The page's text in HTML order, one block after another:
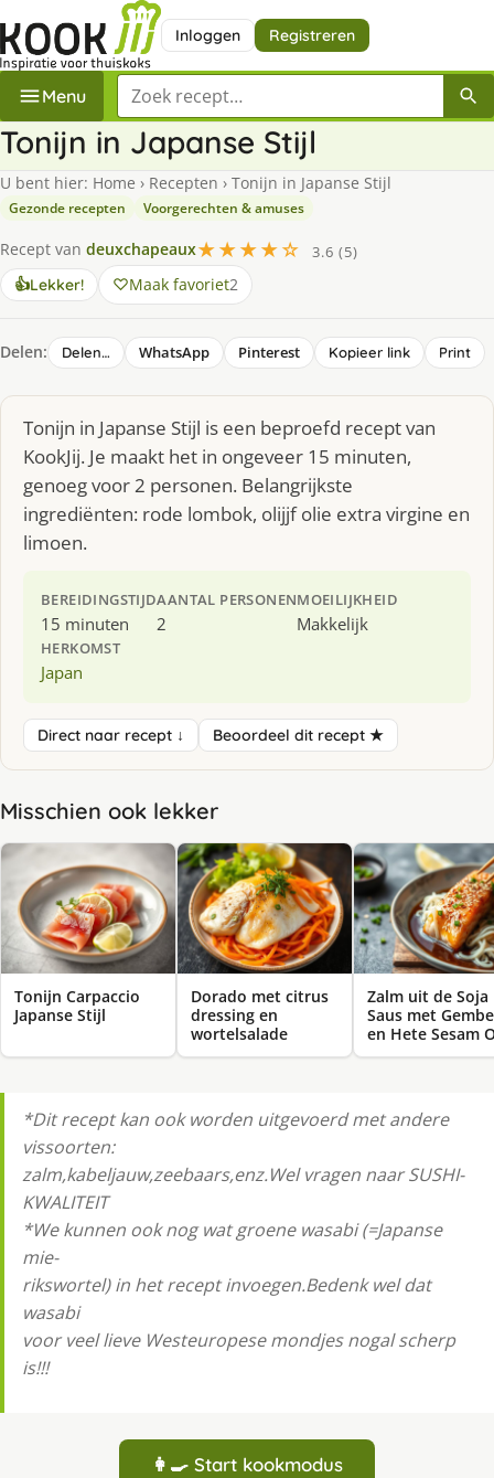
Inloggen Registreren
Menu Zoek een recept
Tonijn in Japanse Stijl
U bent hier: Home › Recepten › Tonijn in Japanse Stijl
Gezonde recepten Voorgerechten & amuses
Recept van deuxchapeaux★★★★☆
3.6 (5)
👍Lekker! Maak favoriet2
Delen: Delen… WhatsApp Pinterest Kopieer link Print
Tonijn in Japanse Stijl is een beproefd recept van
KookJij. Je maakt het in ongeveer 15 minuten,
genoeg voor 2 personen. Belangrijkste
ingrediënten: rode lombok, olijjf olie extra virgine en
limoen.
BEREIDINGSTIJD
15 minuten
AANTAL PERSONEN
2
MOEILIJKHEID
Makkelijk
HERKOMST
Japan
Direct naar recept ↓ Beoordeel dit recept ★
Misschien ook lekker
Tonijn Carpaccio
Japanse Stijl
Dorado met citrus
dressing en
wortelsalade
Zalm uit de Soja
Saus met
en Hete Sesam
*Dit recept kan ook worden uitgevoerd met andere
vissoorten:
zalm,kabeljauw,zeebaars,enz.Wel vragen naar SUSHI-
KWALITEIT
*We kunnen ook nog wat groene wasabi (=Japanse
mie-
rikswortel) in het recept invoegen.Bedenk wel dat
wasabi
voor veel lieve Westeuropese mondjes nogal scherp
is!!!
👩‍🍳 Start kookmodus